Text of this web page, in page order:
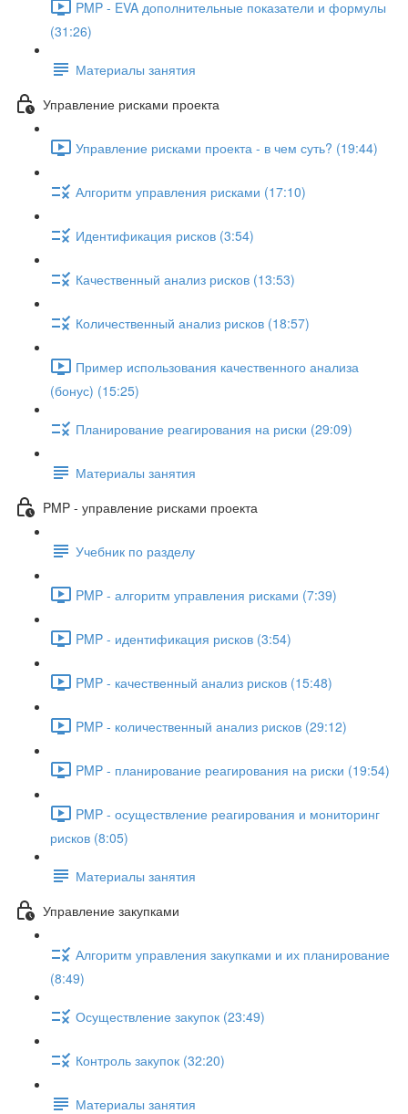
PMP - EVA дополнительные показатели и формулы
(31:26)
Материалы занятия
Управление рисками проекта
Управление рисками проекта - в чем суть? (19:44)
Алгоритм управления рисками (17:10)
Идентификация рисков (3:54)
Качественный анализ рисков (13:53)
Количественный анализ рисков (18:57)
Пример использования качественного анализа
(бонус) (15:25)
Планирование реагирования на риски (29:09)
Материалы занятия
PMP - управление рисками проекта
Учебник по разделу
PMP - алгоритм управления рисками (7:39)
PMP - идентификация рисков (3:54)
PMP - качественный анализ рисков (15:48)
PMP - количественный анализ рисков (29:12)
PMP - планирование реагирования на риски (19:54)
PMP - осуществление реагирования и мониторинг
рисков (8:05)
Материалы занятия
Управление закупками
Алгоритм управления закупками и их планирование
(8:49)
Осуществление закупок (23:49)
Контроль закупок (32:20)
Материалы занятия